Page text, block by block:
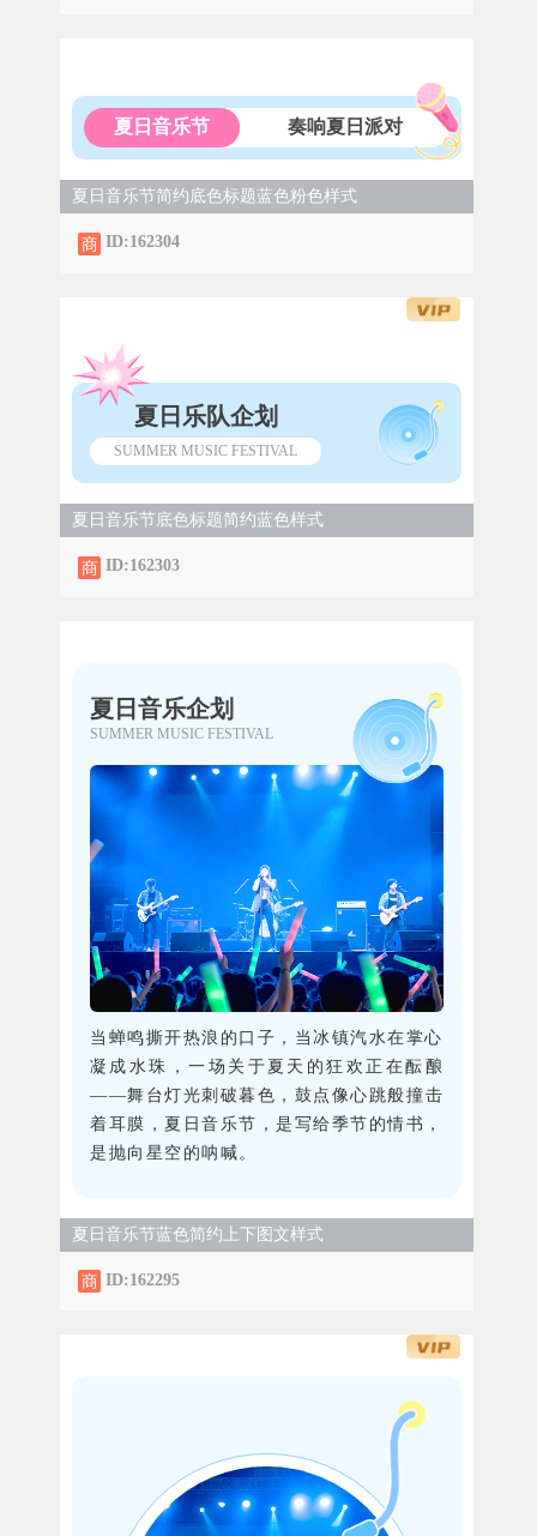
夏日音乐节 奏响夏日派对
夏日音乐节简约底色标题蓝色粉色样式
ID:162304
夏日乐队企划
SUMMER MUSIC FESTIVAL
夏日音乐节底色标题简约蓝色样式
ID:162303
夏日音乐企划
SUMMER MUSIC FESTIVAL
当蝉鸣撕开热浪的口子，当冰镇汽水在掌心
凝成水珠，一场关于夏天的狂欢正在酝酿
——舞台灯光刺破暮色，鼓点像心跳般撞击
着耳膜，夏日音乐节，是写给季节的情书，
是抛向星空的呐喊。
夏日音乐节蓝色简约上下图文样式
ID:162295